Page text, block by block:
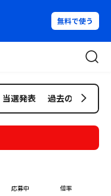
無料で使う
当選発表 過去の抽選会
応募中 倍率